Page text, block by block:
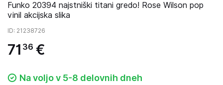
Funko 20394 najstniški titani gredo! Rose Wilson pop
vinil akcijska slika
ID: 21238726
71 36 €
Na voljo v 5-8 delovnih dneh